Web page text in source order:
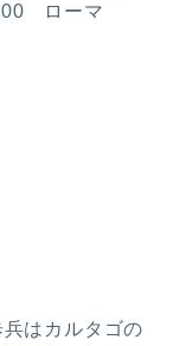
ローマ
はカルタゴの